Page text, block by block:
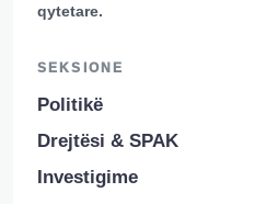
qytetare.
SEKSIONE
Politikë
Drejtësi & SPAK
Investigime